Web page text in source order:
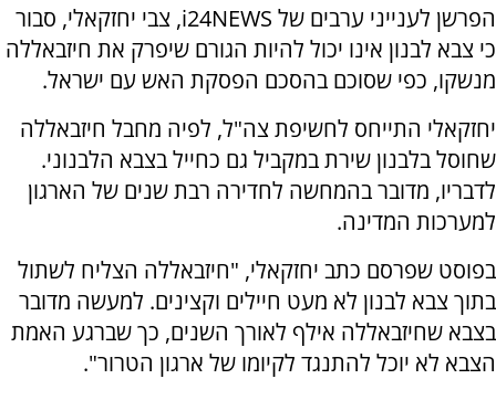
הפרשן לענייני ערבים של i24NEWS, צבי יחזקאלי, סבור
כי צבא לבנון אינו יכול להיות הגורם שיפרק את חיזבאללה
מנשקו, כפי שסוכם בהסכם הפסקת האש עם ישראל.
יחזקאלי התייחס לחשיפת צה"ל, לפיה מחבל חיזבאללה
שחוסל בלבנון שירת במקביל גם כחייל בצבא הלבנוני.
לדבריו, מדובר בהמחשה לחדירה רבת שנים של הארגון
למערכות המדינה.
בפוסט שפרסם כתב יחזקאלי, "חיזבאללה הצליח לשתול
בתוך צבא לבנון לא מעט חיילים וקצינים. למעשה מדובר
בצבא שחיזבאללה אילף לאורך השנים, כך שברגע האמת
הצבא לא יוכל להתנגד לקיומו של ארגון הטרור".